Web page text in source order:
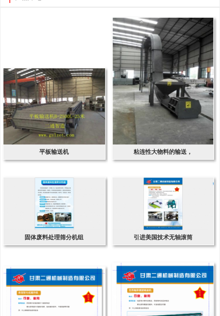
平板输送机 粘连性大物料的输送，
固体废料处理筛分机组 引进美国技术无轴滚筒